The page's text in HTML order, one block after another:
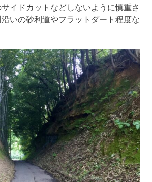
イドカットなどしないように慎重さ
いの砂利道やフラットダート程度な